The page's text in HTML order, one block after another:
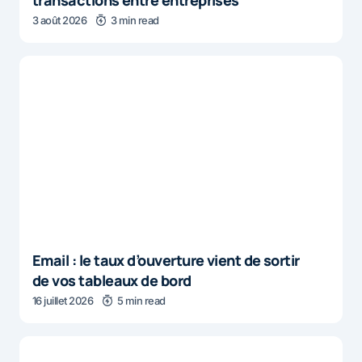
3 août 2026 3 min read
Email : le taux d’ouverture vient de sortir
de vos tableaux de bord
16 juillet 2026 5 min read